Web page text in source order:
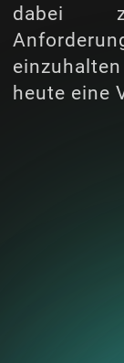
dabei
heute eine